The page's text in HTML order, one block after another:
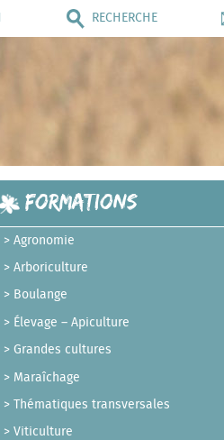
RECHERCHE
Formations
Agronomie
Arboriculture
Boulange
Élevage – Apiculture
Grandes cultures
Maraîchage
Thématiques transversales
Viticulture